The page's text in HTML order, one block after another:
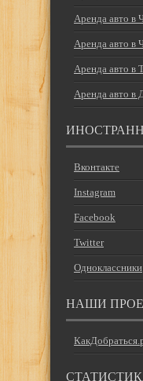
Аренда авто в
Аренда авто в
Аренда авто в
Аренда авто в
Вконтакте
Instagram
Facebook
Twitter
Одноклассники
НАШИ